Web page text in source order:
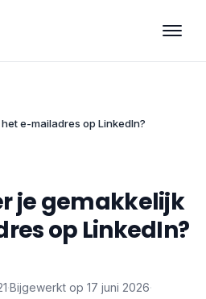
e-mailadres op LinkedIn?
je gemakkelijk
op LinkedIn?
·Bijgewerkt op 17 juni 2026·